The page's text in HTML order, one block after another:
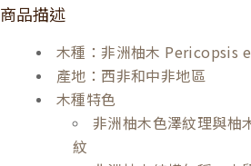
商品描述
木種：非洲柚木 Pericopsis
產地：西非和中非地區
木種特色
非洲柚木色澤紋理與柚
紋